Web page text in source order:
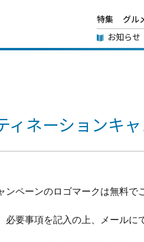
特集 グル
お知らせ
ィネーションキ
ペーンのロゴマークは無料で
要事項を記入の上、メールに